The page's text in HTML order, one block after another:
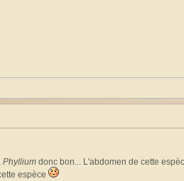
Phyllium donc bon... L'abdomen de cette
espèce